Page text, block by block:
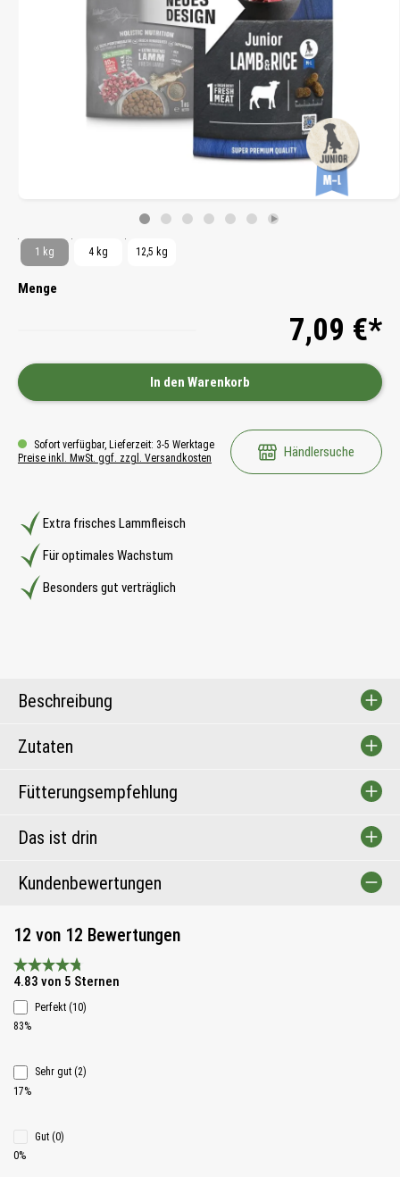
Extra frisches Lammfleisch
Für optimales Wachstum
Besonders gut verträglich
1 kg 4 kg 12,5 kg
Menge
7,09 €*
In den Warenkorb
Sofort verfügbar, Lieferzeit: 3-5 Werktage
Preise inkl. MwSt. ggf. zzgl. Versandkosten
Händlersuche
Beschreibung
Zutaten
Fütterungsempfehlung
Das ist drin
Kundenbewertungen
12 von 12 Bewertungen
Durchschnittliche Bewertung 4.8 von 5 Sternen
4.83 von 5 Sternen
Perfekt (10)
83%
Sehr gut (2)
17%
Gut (0)
0%